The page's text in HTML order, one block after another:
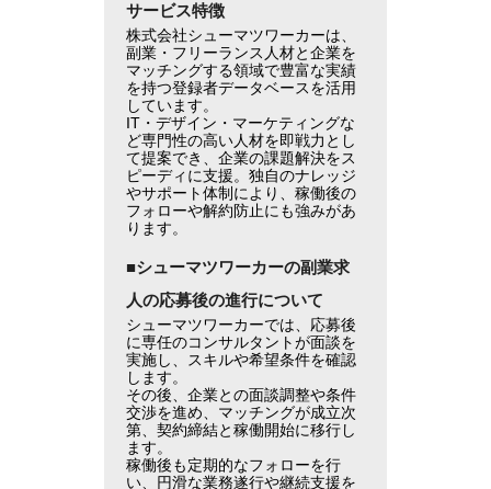
サービス特徴
株式会社シューマツワーカーは、
副業・フリーランス人材と企業を
マッチングする領域で豊富な実績
を持つ登録者データベースを活用
しています。
IT・デザイン・マーケティングな
ど専門性の高い人材を即戦力とし
て提案でき、企業の課題解決をス
ピーディに支援。独自のナレッジ
やサポート体制により、稼働後の
フォローや解約防止にも強みがあ
ります。
■シューマツワーカーの副業求
人の応募後の進行について
シューマツワーカーでは、応募後
に専任のコンサルタントが面談を
実施し、スキルや希望条件を確認
します。
その後、企業との面談調整や条件
交渉を進め、マッチングが成立次
第、契約締結と稼働開始に移行し
ます。
稼働後も定期的なフォローを行
い、円滑な業務遂行や継続支援を